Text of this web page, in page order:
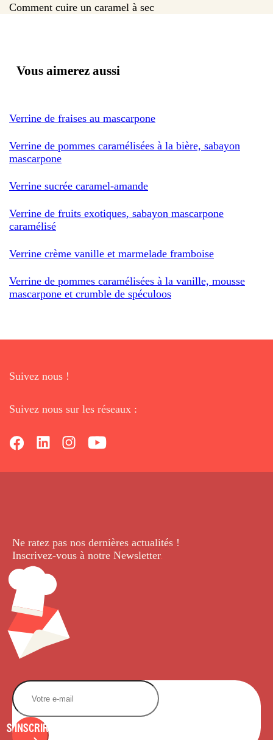
Comment cuire un caramel à sec
Vous aimerez aussi
Verrine de fraises au mascarpone
Verrine de pommes caramélisées à la bière, sabayon
mascarpone
Verrine sucrée caramel-amande
Verrine de fruits exotiques, sabayon mascarpone
caramélisé
Verrine crème vanille et marmelade framboise
Verrine de pommes caramélisées à la vanille, mousse
mascarpone et crumble de spéculoos
Suivez nous !
Suivez nous sur les réseaux :
Ne ratez pas nos dernières actualités !
Inscrivez-vous à notre Newsletter.
S'INSCRIRE